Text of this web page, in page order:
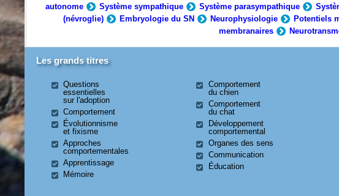
autonome
Système sympathique Système parasympathique
(névroglie)
Embryologie du SN Neurophysiologie Potentiels
membranaires
Les grands titres
Questions
essentielles
sur l'adoption
Comportement
Évolutionnisme
et fixisme
Approches
comportementales
Apprentissage
Mémoire
Comportement
du chien
Comportement
du chat
Développement
comportemental
Organes des sens
Communication
Éducation